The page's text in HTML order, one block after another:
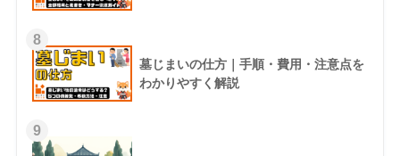
8
墓じまいの仕方｜手順・費用・注意点を
わかりやすく解説
9